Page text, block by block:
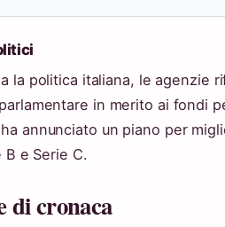
la politica italiana, le agenzie
in merito ai fondi
annunciato un piano per
e Serie C.
di cronaca